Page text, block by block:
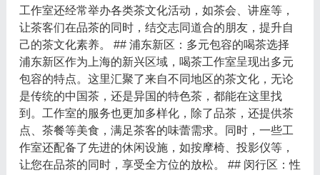
工作室还经常举办各类茶文化活动，如茶会、讲座等，
让茶客们在品茶的同时，结交志同道合的朋友，提升自
己的茶文化素养。 ## 浦东新区：多元包容的喝茶选择
浦东新区作为上海的新兴区域，喝茶工作室呈现出多元
包容的特点。这里汇聚了来自不同地区的茶文化，无论
是传统的中国茶，还是异国的特色茶，都能在这里找
到。工作室的服务也更加多样化，除了品茶，还提供茶
点、茶餐等美食，满足茶客的味蕾需求。同时，一些工
作室还配备了先进的休闲设施，如按摩椅、投影仪等，
让您在品茶的同时，享受全方位的放松。 ## 闵行区：性